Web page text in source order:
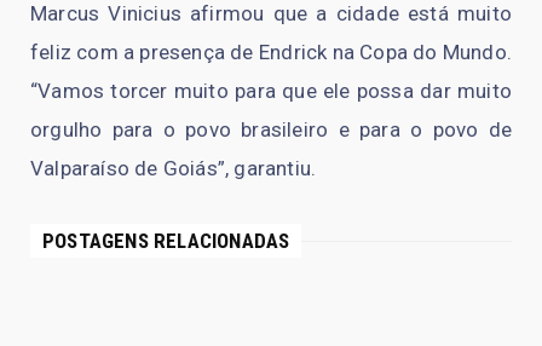
Marcus Vinicius afirmou que a cidade está muito
feliz com a presença de Endrick na Copa do Mundo.
“Vamos torcer muito para que ele possa dar muito
orgulho para o povo brasileiro e para o povo de
Valparaíso de Goiás”, garantiu.
POSTAGENS RELACIONADAS